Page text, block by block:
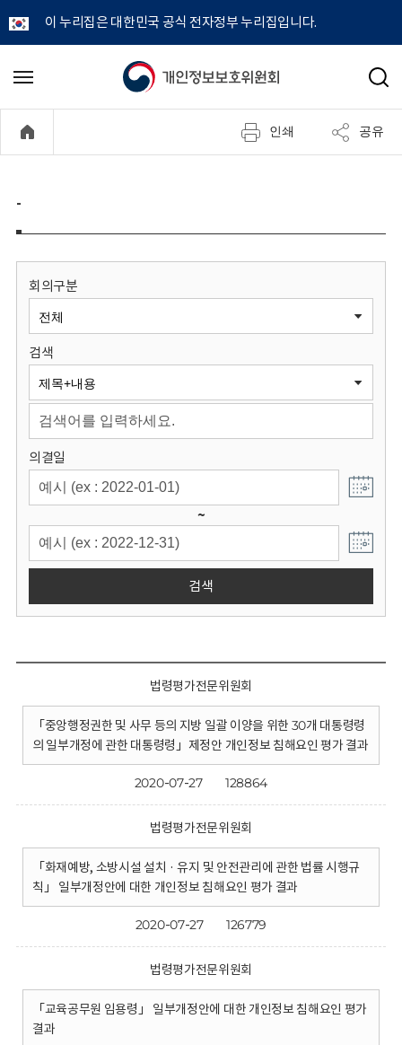
이 누리집은 대한민국 공식 전자정부 누리집입니다.
개
정
보
원
회
메
기
검
인쇄 공유
-
회의구분
검색
의결일
~
검색
법령평가전문위원회
「중앙행정권한 및 사무 등의 지방 일괄 이양을 위한 30개 대통령령
의 일부개정에 관한 대통령령」제정안 개인정보 침해요인 평가 결과
2020-07-27 128864
법령평가전문위원회
「화재예방, 소방시설 설치 · 유지 및 안전관리에 관한 법률 시행규
칙」 일부개정안에 대한 개인정보 침해요인 평가 결과
2020-07-27 126779
법령평가전문위원회
「교육공무원 임용령」 일부개정안에 대한 개인정보 침해요인 평가
결과